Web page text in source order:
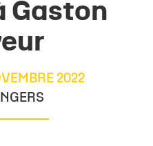
Gaston
2022